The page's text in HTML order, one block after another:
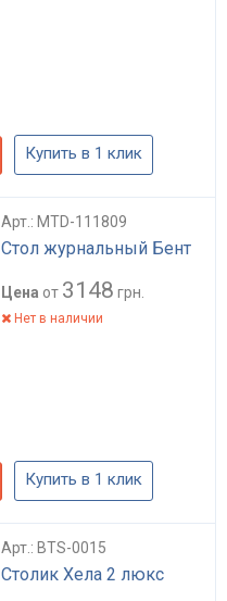
Купить в 1 клик
Арт.: MTD-111809
Стол журнальный Бент
Цена от 3148 грн.
Нет в наличии
Купить в 1 клик
Арт.: BTS-0015
Столик Хела 2 люкс